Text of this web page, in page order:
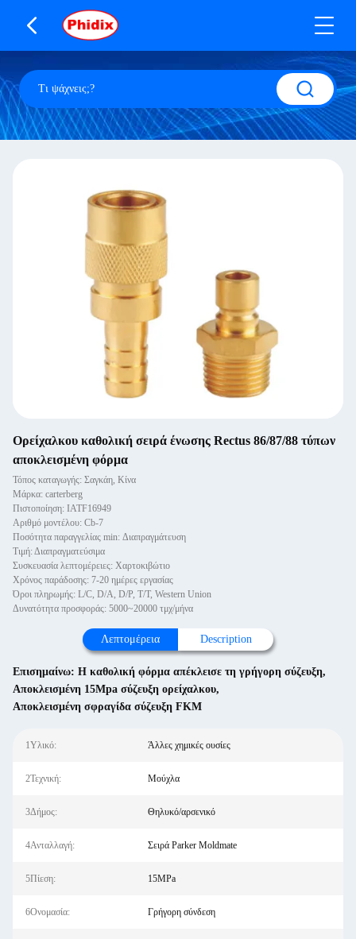
Ορείχαλκου καθολική σειρά ένωσης Rectus 86/87/88 τύπων
αποκλεισμένη φόρμα
Τόπος καταγωγής: Σαγκάη, Κίνα
Μάρκα: carterberg
Πιστοποίηση: IATF16949
Αριθμό μοντέλου: Cb-7
Ποσότητα παραγγελίας min: Διαπραγμάτευση
Τιμή: Διαπραγματεύσιμα
Συσκευασία λεπτομέρειες: Χαρτοκιβώτιο
Χρόνος παράδοσης: 7-20 ημέρες εργασίας
Όροι πληρωμής: L/C, D/A, D/P, T/T, Western Union
Δυνατότητα προσφοράς: 5000~20000 τμχ/μήνα
Λεπτομέρεια Description
Επισημαίνω: Η καθολική φόρμα απέκλεισε τη γρήγορη σύζευξη,
Αποκλεισμένη 15Mpa σύζευξη ορείχαλκου,
Αποκλεισμένη σφραγίδα σύζευξη FKM
1Υλικό: Άλλες χημικές ουσίες
2Τεχνική: Μούχλα
3Δήμος: Θηλυκό/αρσενικό
4Ανταλλαγή: Σειρά Parker Moldmate
5Πίεση: 15MPa
6Ονομασία: Γρήγορη σύνδεση